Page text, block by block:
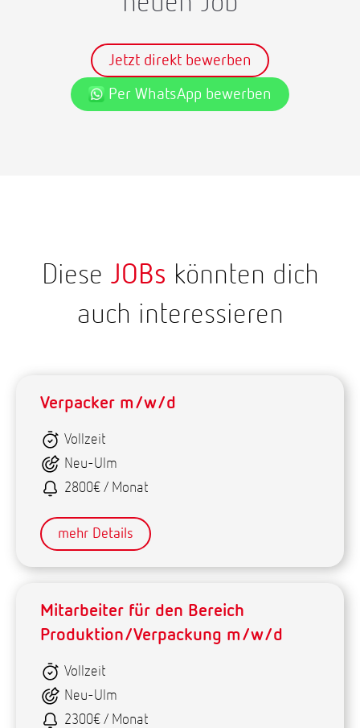
Jetzt direkt bewerben
Per WhatsApp bewerben
Diese JOBs könnten dich
auch interessieren
Verpacker m/w/d
Vollzeit
Neu-Ulm
2800€ / Monat
mehr Details
Mitarbeiter für den Bereich
Produktion/Verpackung m/w/d
Vollzeit
Neu-Ulm
2300€ / Monat